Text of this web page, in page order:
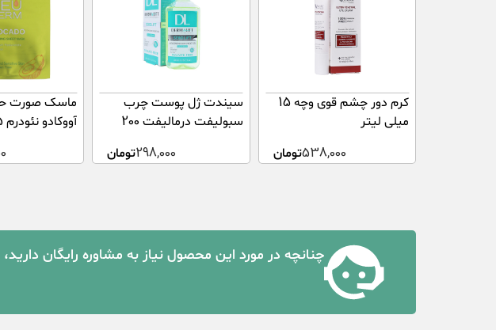
کرم دور چشم قوی وچه 15
میلی لیتر
538,000تومان
سیندت ژل پوست چرب
سبولیفت درمالیفت 200
298,000تومان
ماسک صورت
آووکادو نئودرم 25 میلی لیتر
چنانچه در مورد این محصول نیاز به مشاوره رایگان